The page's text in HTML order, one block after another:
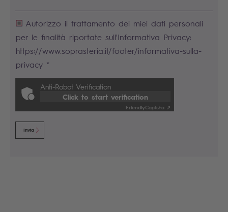
Autorizzo il trattamento dei miei dati personali
per le finalità riportate sull'Informativa Privacy:
https://www.soprasteria.it/footer/informativa-sulla-
privacy *
Anti-Robot Verification
Click to start verification
FriendlyCaptcha ⇗
Invia